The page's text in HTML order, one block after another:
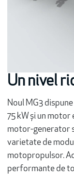
Un nivel
Noul MG3
75 kW și un motor
motor-generator
varietate de
motopropulsor.
performante de